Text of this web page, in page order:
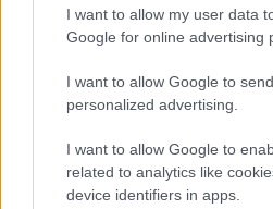
I want to allow my user data
Google for online advertising
I want to allow Google to
personalized advertising.
I want to allow Google to
related to analytics like
device identifiers in apps.